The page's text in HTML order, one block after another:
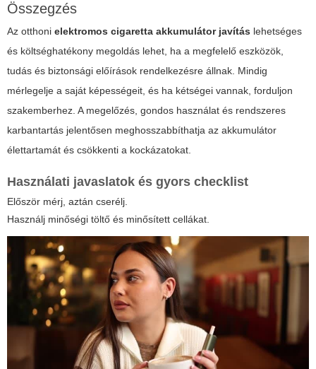
Összegzés
Az otthoni elektromos cigaretta akkumulátor javítás lehetséges
és költséghatékony megoldás lehet, ha a megfelelő eszközök,
tudás és biztonsági előírások rendelkezésre állnak. Mindig
mérlegelje a saját képességeit, és ha kétségei vannak, forduljon
szakemberhez. A megelőzés, gondos használat és rendszeres
karbantartás jelentősen meghosszabbíthatja az akkumulátor
élettartamát és csökkenti a kockázatokat.
Használati javaslatok és gyors checklist
Először mérj, aztán cserélj.
Használj minőségi töltő és minősített cellákat.